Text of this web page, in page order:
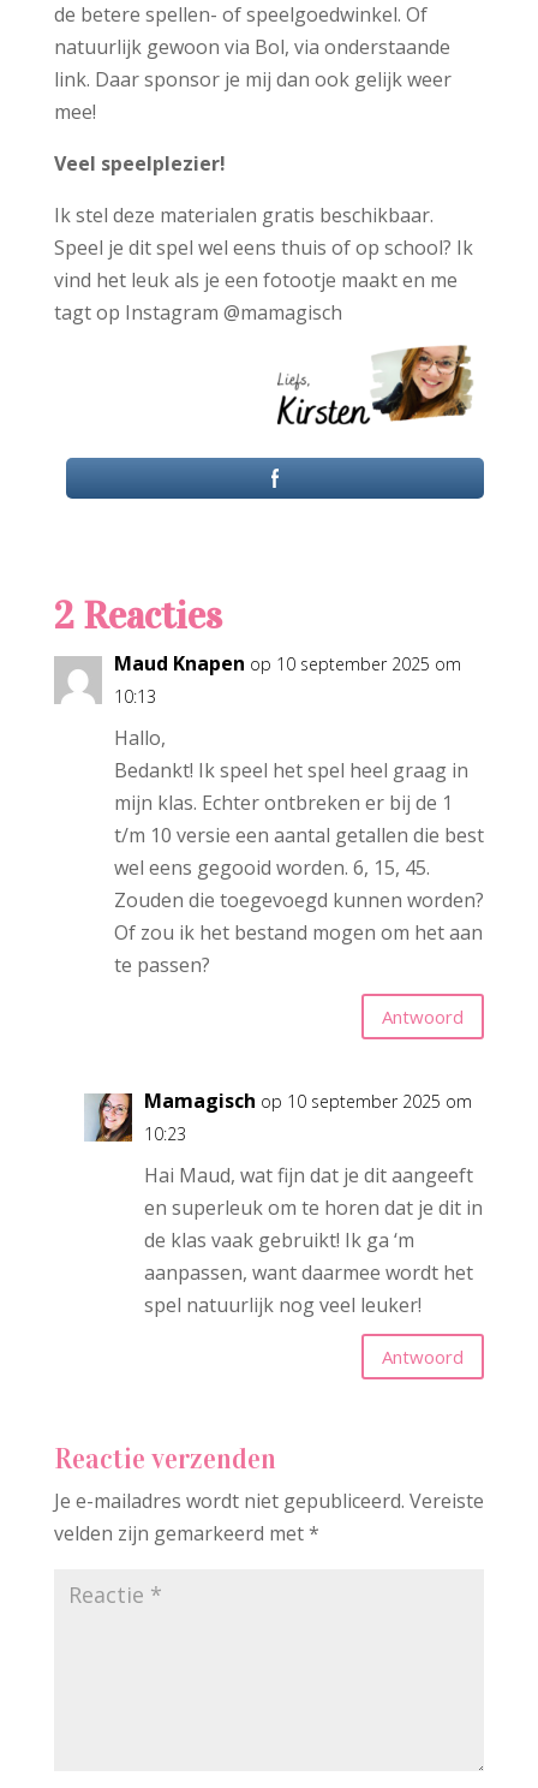
de betere spellen- of speelgoedwinkel. Of
natuurlijk gewoon via Bol, via onderstaande
link. Daar sponsor je mij dan ook gelijk weer
mee!
Veel speelplezier!
Ik stel deze materialen gratis beschikbaar.
Speel je dit spel wel eens thuis of op school? Ik
vind het leuk als je een fotootje maakt en me
tagt op Instagram @mamagisch
2 Reacties
Maud Knapen op 10 september 2025 om
10:13
Hallo,
Bedankt! Ik speel het spel heel graag in
mijn klas. Echter ontbreken er bij de 1
t/m 10 versie een aantal getallen die best
wel eens gegooid worden. 6, 15, 45.
Zouden die toegevoegd kunnen worden?
Of zou ik het bestand mogen om het aan
te passen?
Antwoord
Mamagisch op 10 september 2025 om
10:23
Hai Maud, wat fijn dat je dit aangeeft
en superleuk om te horen dat je dit in
de klas vaak gebruikt! Ik ga ‘m
aanpassen, want daarmee wordt het
spel natuurlijk nog veel leuker!
Antwoord
Reactie verzenden
Je e-mailadres wordt niet gepubliceerd. Vereiste
velden zijn gemarkeerd met*